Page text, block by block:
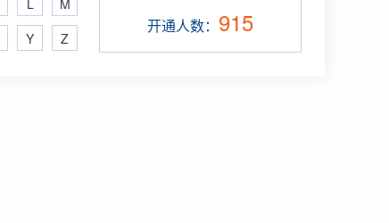
L
M
Y Z
开通人数： 915